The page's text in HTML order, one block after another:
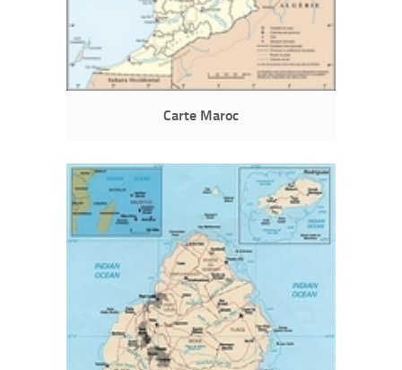
Carte Maroc